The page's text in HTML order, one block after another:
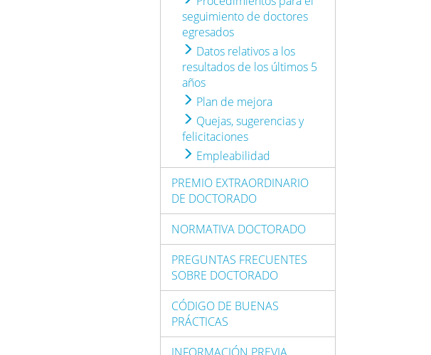
seguimiento de doctores
egresados
Datos relativos a los
resultados de los últimos 5
años
Plan de mejora
Quejas, sugerencias y
felicitaciones
Empleabilidad
PREMIO EXTRAORDINARIO
DE DOCTORADO
NORMATIVA DOCTORADO
PREGUNTAS FRECUENTES
SOBRE DOCTORADO
CÓDIGO DE BUENAS
PRÁCTICAS
INFORMACIÓN PREVIA